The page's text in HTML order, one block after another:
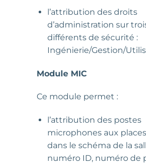
l’attribution des droits
d’administration sur
différents de sécurité :
Ingénierie/Gestion/
Module MIC
Ce module permet :
l’attribution des postes
microphones aux
dans le schéma de la
numéro ID, numéro de